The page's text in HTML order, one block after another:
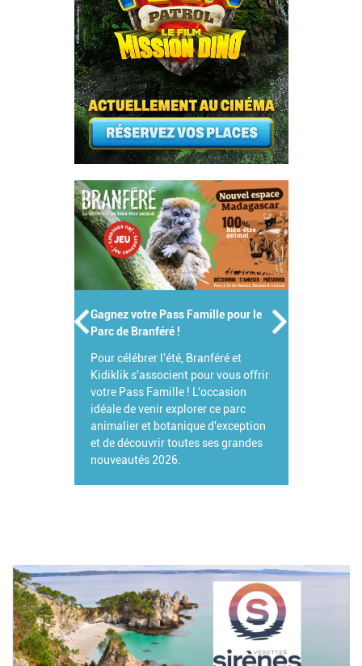
Gagnez votre Pass Famille pour le
Parc de Branféré !
Pour célébrer l'été, Branféré et
Kidiklik s'associent pour vous offrir
votre Pass Famille ! L'occasion
idéale de venir explorer ce parc
animalier et botanique d'exception
et de découvrir toutes ses grandes
nouveautés 2026.